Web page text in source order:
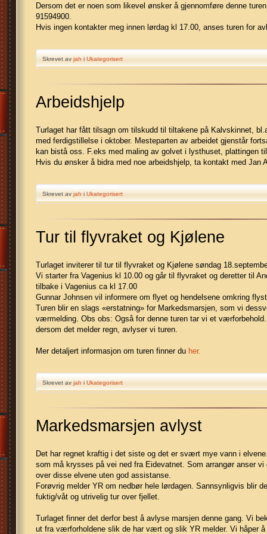
Dersom det er noen som likevel ønsker å gjennomføre denne
91594900.
Hvis ingen kontakter meg innen lørdag kl 17.00, anses turen for
Skrevet avjahiUkategorisert
Arbeidshjelp
Turlaget har fått tilsagn om tilskudd til tiltakene på Kalvskinnet,
med ferdigstillelse i oktober. Mesteparten av arbeidet gjenstår
kan bistå oss. F.eks med maling av golvet i lysthuset, plattingen
Hvis du ønsker å bidra med noe arbeidshjelp, ta kontakt med Jan
Skrevet avjahiUkategorisert
Tur til flyvraket og Kjølene
Turlaget inviterer til tur til flyvraket og Kjølene søndag
Vi starter fra Vagenius kl 10.00 og går til flyvraket og deretter til
tilbake i Vagenius ca kl 17.00
Gunnar Johnsen vil informere om flyet og hendelsene omkring
Turen blir en slags «erstatning» for Markedsmarsjen, som vi
værmelding. Obs obs: Også for denne turen tar vi et
dersom det melder regn, avlyser vi turen.
Mer detaljert informasjon om turen finner du her.
Skrevet avjahiUkategorisert
Markedsmarsjen avlyst
Det har regnet kraftig i det siste og det er svært mye vann i
som må krysses på vei ned fra Eidevatnet. Som arrangør anser
over disse elvene uten god assistanse.
Forøvrig melder YR om nedbør hele lørdagen. Sannsynligvis blir
fuktig/våt og utrivelig tur over fjellet.
Turlaget finner det derfor best å avlyse marsjen denne gang. Vi
ut fra værforholdene slik de har vært og slik YR melder. Vi håper